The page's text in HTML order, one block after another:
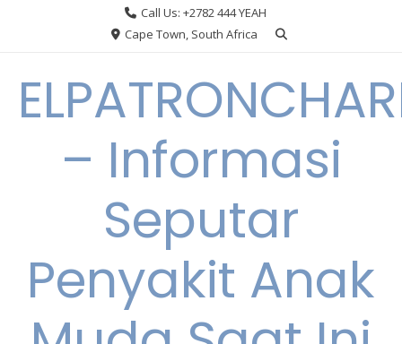
Call Us: +2782 444 YEAH
Cape Town, South Africa
– Informasi
Seputar
Penyakit Anak